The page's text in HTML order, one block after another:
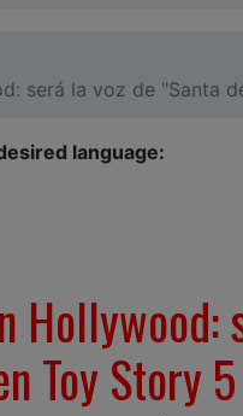
será la voz de "Santa
language:
Hollywood:
Toy Story 5